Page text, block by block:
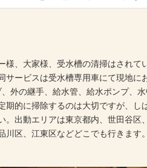
様、大家様、受水槽の清掃はされ
サービスは受水槽専用車にて現地
外の継手、給水管、給水ポンプ、
期的に掃除するのは大切ですが、
。出動エリアは東京都内、世田谷
川区、江東区などどこでも行きま